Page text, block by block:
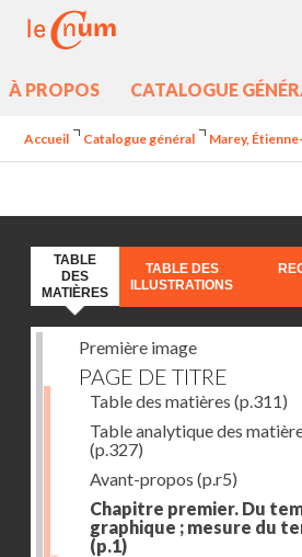
À PROPOS CATALOGUE
Accueil Catalogue général Marey,
TABLE
DES
MATIÈRES
TABLE DES
ILLUSTRATIONS
Première image
PAGE DE TITRE
Table des matières (p.311)
Table analytique des
(p.327)
Avant-propos (p.r5)
Chapitre premier. Du
graphique ; mesure du
(p.1)